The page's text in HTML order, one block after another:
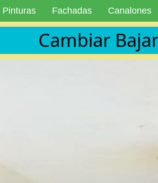
Pinturas Fachadas Canalones
Cambiar